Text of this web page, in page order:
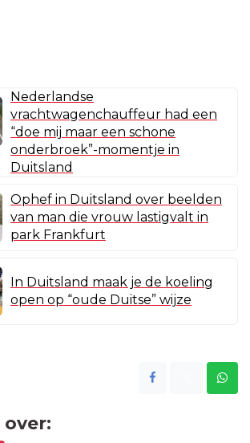
Nederlandse
vrachtwagenchauffeur had een
“doe mij maar een schone
onderbroek”-momentje in
Duitsland
Ophef in Duitsland over beelden
van man die vrouw lastigvalt in
park Frankfurt
In Duitsland maak je de koeling
open op “oude Duitse” wijze
over: